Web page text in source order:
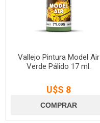
Vallejo Pintura Model Air
Verde Pálido 17 ml.
U$S 8